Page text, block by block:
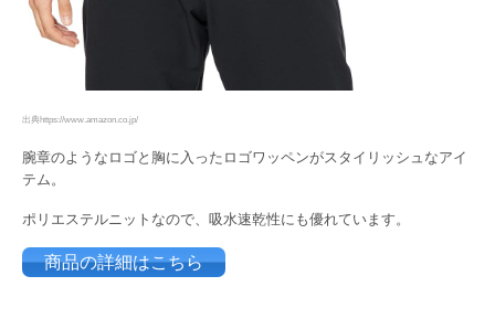
出典https://www.amazon.co.jp/
腕章のようなロゴと胸に入ったロゴワッペンがスタイリッシュなアイ
テム。
ポリエステルニットなので、 吸水速乾性にも優れています。
商品の詳細はこちら